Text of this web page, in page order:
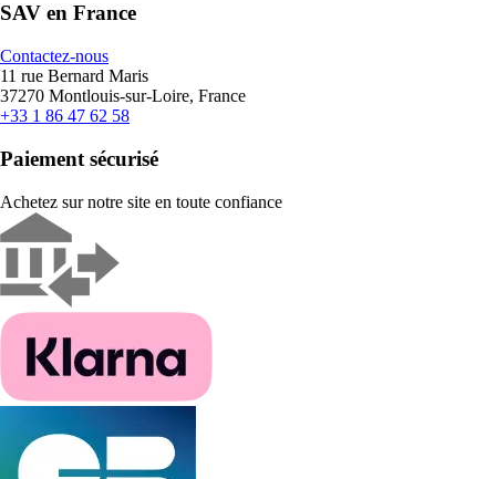
SAV en France
Contactez-nous
11 rue Bernard Maris
37270 Montlouis-sur-Loire, France
+33 1 86 47 62 58
Paiement sécurisé
Achetez sur notre site en toute confiance